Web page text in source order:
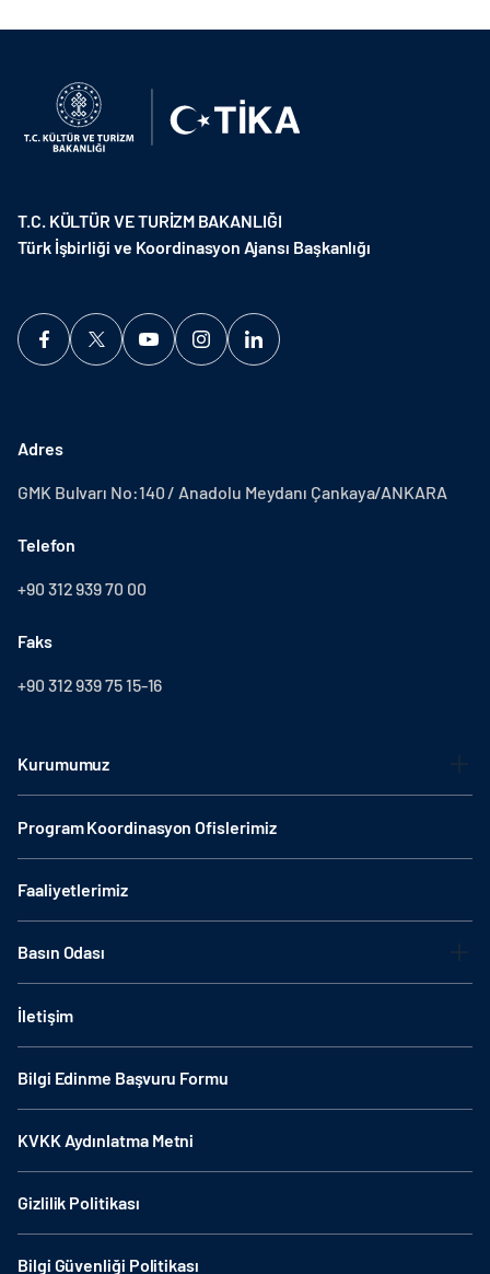
T.C. KÜLTÜR VE TURİZM BAKANLIĞI
Türk İşbirliği ve Koordinasyon Ajansı Başkanlığı
Adres
GMK Bulvarı No:140 / Anadolu Meydanı Çankaya/ANKARA
Telefon
+90 312 939 70 00
Faks
+90 312 939 75 15-16
Kurumumuz
Program Koordinasyon Ofislerimiz
Faaliyetlerimiz
Basın Odası
İletişim
Bilgi Edinme Başvuru Formu
KVKK Aydınlatma Metni
Gizlilik Politikası
Bilgi Güvenliği Politikası